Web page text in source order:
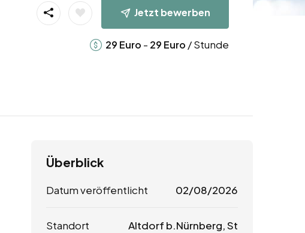
Jetzt bewerben
29 Euro - 29 Euro / Stunde
Überblick
Datum veröffentlicht 02/08/2026
Standort Altdorf b.Nürnberg, St